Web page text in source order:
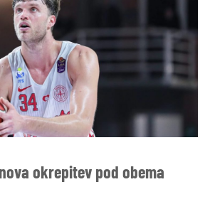
okrepitev pod obema